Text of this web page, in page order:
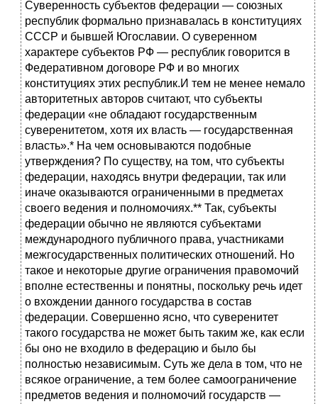
Суверенность субъек­тов федерации — союзных
республик формально признавалась в кон­ституциях
СССР и бывшей Югославии. О суверенном
характере субъектов РФ — республик говорится в
Федеративном договоре РФ и во многих
конституциях этих республик.И тем не менее немало
авторитетных авторов считают, что субъек­ты
федерации «не обладают государственным
суверенитетом, хотя их власть — государственная
власть».* На чем основываются подобные
утверждения? По существу, на том, что субъекты
федерации, находясь внутри федерации, так или
иначе оказываются ограниченными в пред­метах
своего ведения и полномочиях.** Так, субъекты
федерации обыч­но не являются субъектами
международного публичного права, участ­никами
межгосударственных политических отношений. Но
такое и не­которые другие ограничения правомочий
вполне естественны и понят­ны, поскольку речь идет
о вхождении данного государства в состав
федерации. Совершенно ясно, что суверенитет
такого государства не может быть таким же, как если
бы оно не входило в федерацию и было бы
полностью независимым. Суть же дела в том, что не
всякое ограни­чение, а тем более самоограничение
предметов ведения и полномочий государств —